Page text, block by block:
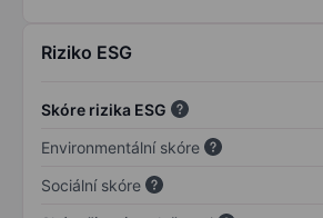
Riziko ESG
Skóre rizika ESG
Environmentální skóre
Sociální skóre